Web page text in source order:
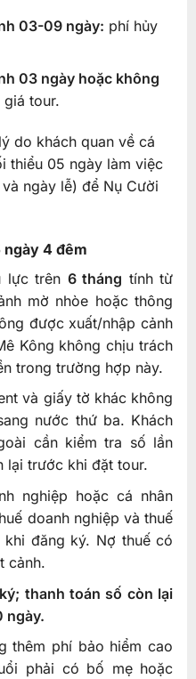
03-09 ngày: phí hủy
03 ngày hoặc không
giá tour.
do khách quan về cá
thiểu 05 ngày làm việc
ngày lễ) để Nụ Cười
4 đêm
lực trên 6 tháng tính từ
mờ nhòe hoặc thông
được xuất/nhập cảnh
Kông không chịu trách
trong trường hợp này.
và giấy tờ khác không
nước thứ ba. Khách
cần kiểm tra số lần
lại trước khi đặt tour.
nghiệp hoặc cá nhân
doanh nghiệp và thuế
đăng ký. Nợ thuế có
cảnh.
thanh toán số còn lại
ngày.
thêm phí bảo hiểm cao
phải có bố mẹ hoặc